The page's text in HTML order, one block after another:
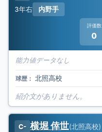
3年右 内野手
評価数
0
能力値データなし
球歴： 北照高校
紹介文がありません。
C- 横堀 倖世(北照高校)